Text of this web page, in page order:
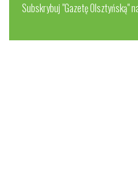
Subskrybuj "Gazetę Olsztyńską"